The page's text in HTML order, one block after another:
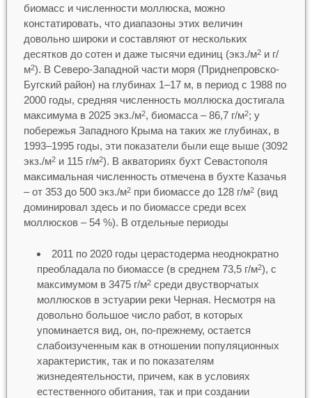
биомасс и численности моллюска, можно
констатировать, что диапазоны этих величин
довольно широки и составляют от нескольких
десятков до сотен и даже тысячи единиц (экз./м2и г/
м2). В Северо-Западной части моря (Приднепровско-
Бугский район) на глубинах 1–17 м, в период с 1988 по
2000 годы, средняя численность моллюска достигала
максимума в 2025 экз./м2, биомасса – 86,7 г/м2; у
побережья Западного Крыма на таких же глубинах, в
1993–1995 годы, эти показатели были еще выше (3092
экз./м2и 115 г/м2). В акваториях бухт Севастополя
максимальная численность отмечена в бухте Казачья
– от 353 до 500 экз./м2при биомассе до 128 г/м2(вид
доминировал здесь и по биомассе среди всех
моллюсков – 54 %). В отдельные периоды
2011 по 2020 годы церастодерма неоднократно
преобладала по биомассе (в среднем 73,5 г/м2), с
максимумом в 3475 г/м2среди двустворчатых
моллюсков в эстуарии реки Черная. Несмотря на
довольно большое число работ, в которых
упоминается вид, он, по-прежнему, остается
слабоизученным как в отношении популяционных
характеристик, так и по показателям
жизнедеятельности, причем, как в условиях
естественного обитания, так и при создании